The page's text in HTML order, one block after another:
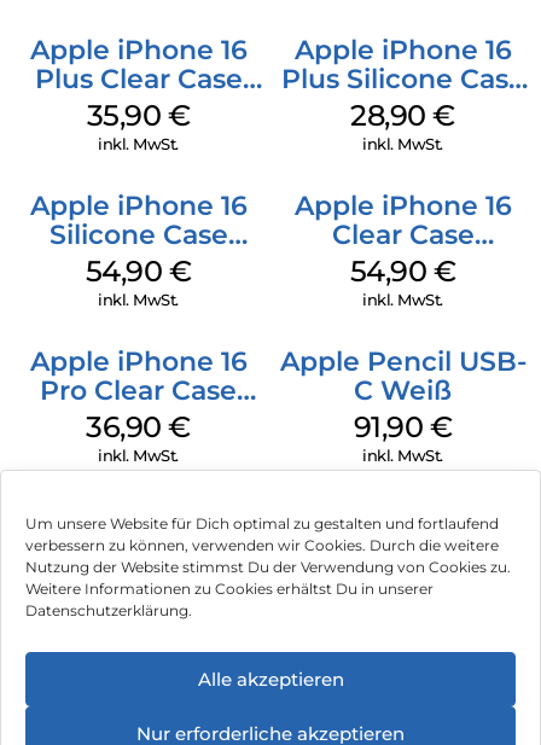
Um unsere Website für Dich optimal zu gestalten und fortlaufend
verbessern zu können, verwenden wir Cookies. Durch die weitere
Nutzung der Website stimmst Du der Verwendung von Cookies zu.
Weitere Informationen zu Cookies erhältst Du in unserer
Datenschutzerklärung.
Alle akzeptieren
Nur erforderliche akzeptieren
Apple iPhone 16
Plus Clear Case
MagSafe
Transparent
35,90 €
inkl. MwSt.
Apple iPhone 16
Plus Silicone Case
MagSafe Black
28,90€
inkl. MwSt.
Apple iPhone 16
Silicone Case
MagSafe Lake
Green
54,90 €
inkl. MwSt.
Apple iPhone 16
Clear Case
MagSafe
Transparent
54,90 €
inkl. MwSt.
Apple iPhone 16
Pro Clear Case
MagSafe
Transparent
36,90€
inkl. MwSt.
Apple Pencil USB-
C Weiß
91,90 €
inkl. MwSt.
Impressum